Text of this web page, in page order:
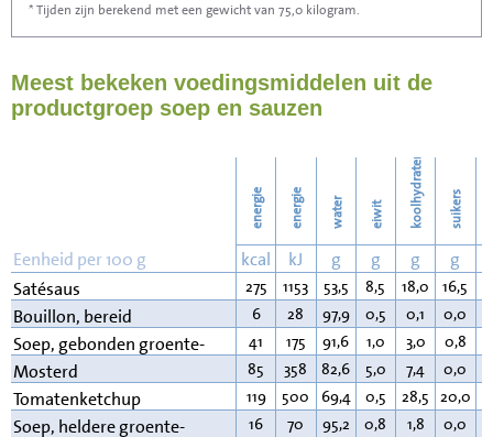
Stofzuigen
Strijken
3
* Tijden zijn berekend met een gewicht van 75,0 kilogram.
Meest bekeken voedingsmiddelen uit de
productgroep soep en sauzen
energie energie water eiwit koolhydraten suikers
Eenheid per 100 g kcal kJ g g g g
Satésaus
275 1153 53,5 8,5 18,0 16,5
Bouillon, bereid 6 28 97,9 0,5 0,1 0,0
Soep, gebonden groente- 41 175 91,6 1,0 3,0 0,8
Mosterd 85 358 82,6 5,0 7,4 0,0
Tomatenketchup 119 500 69,4 0,5 28,5 20,0
Soep, heldere groente- 16 70 95,2 0,8 1,8 0,0